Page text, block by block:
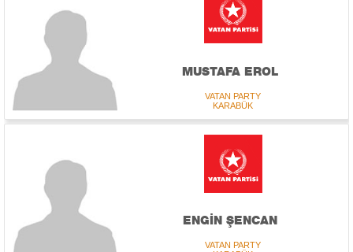
MUSTAFA EROL
VATAN PARTY
KARABÜK
ENGİN ŞENCAN
VATAN PARTY